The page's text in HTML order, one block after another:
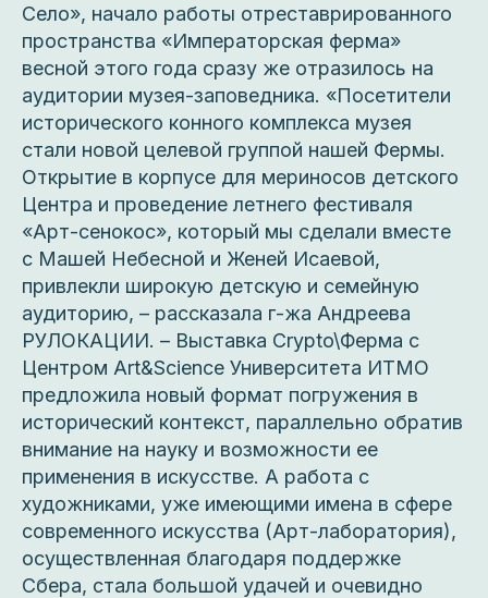
Село», начало работы отреставрированного
пространства «Императорская ферма»
весной этого года сразу же отразилось на
аудитории музея-заповедника. «Посетители
исторического конного комплекса музея
стали новой целевой группой нашей Фермы.
Открытие в корпусе для мериносов детского
Центра и проведение летнего фестиваля
«Арт-сенокос», который мы сделали вместе
с Машей Небесной и Женей Исаевой,
привлекли широкую детскую и семейную
аудиторию, – рассказала г-жа Андреева
РУЛОКАЦИИ. – Выставка Crypto\Ферма с
Центром Art&Science Университета ИТМО
предложила новый формат погружения в
исторический контекст, параллельно обратив
внимание на науку и возможности ее
применения в искусстве. А работа с
художниками, уже имеющими имена в сфере
современного искусства (Арт-лаборатория),
осуществленная благодаря поддержке
Сбера, стала большой удачей и очевидно